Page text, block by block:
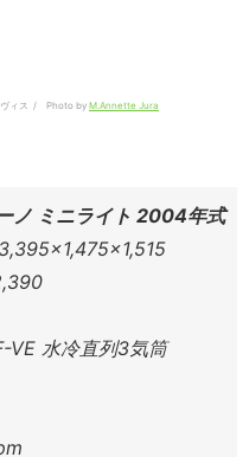
ヴィス / Photo by M.Annette Jura
ノ ミニライト 2004年式
VE 水冷直列3気筒